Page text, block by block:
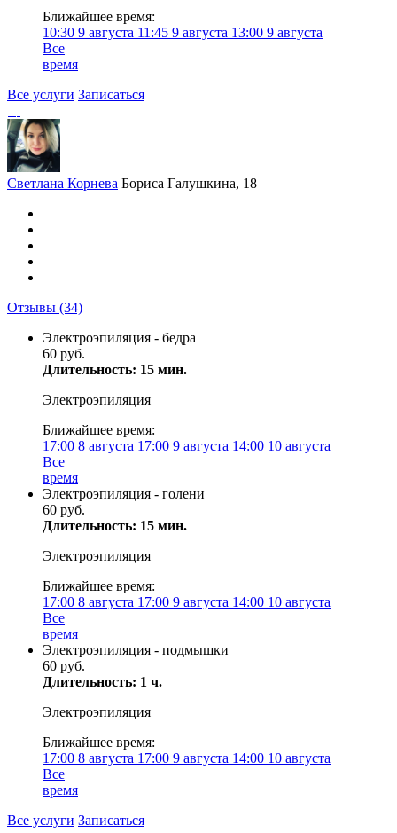
Ближайшее время:
10:30 9 августа 11:45 9 августа 13:00 9 августа
Все
время
Все услуги Записаться
Светлана Корнева Бориса Галушкина, 18
Отзывы (34)
Электроэпиляция - бедра
60 руб.
Длительность: 15 мин.
Электроэпиляция
Ближайшее время:
17:00 8 августа 17:00 9 августа 14:00 10 августа
Все
время
Электроэпиляция - голени
60 руб.
Длительность: 15 мин.
Электроэпиляция
Ближайшее время:
17:00 8 августа 17:00 9 августа 14:00 10 августа
Все
время
Электроэпиляция - подмышки
60 руб.
Длительность: 1 ч.
Электроэпиляция
Ближайшее время:
17:00 8 августа 17:00 9 августа 14:00 10 августа
Все
время
Все услуги Записаться